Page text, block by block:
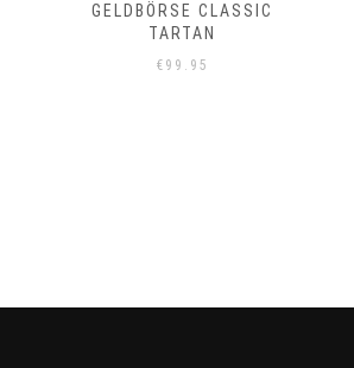
GELDBÖRSE CLASSIC
TARTAN
€ 99.95